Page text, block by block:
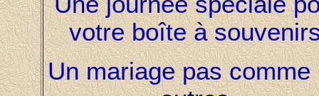
votre boîte à
Un mariage pas comme